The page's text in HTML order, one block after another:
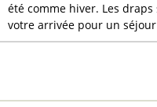
été comme hiver. Les
votre arrivée pour un